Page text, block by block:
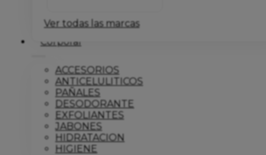
Ver todas las marcas
Corporal
ACCESORIOS
ANTICELULITICOS
PAÑALES
DESODORANTE
EXFOLIANTES
JABONES
HIDRATACION
HIGIENE